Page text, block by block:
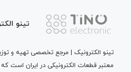
تینو
تینو الکترونیک | مرجع تخصصی تهیه و
معتبر قطعات الکترونیکی در ایران است